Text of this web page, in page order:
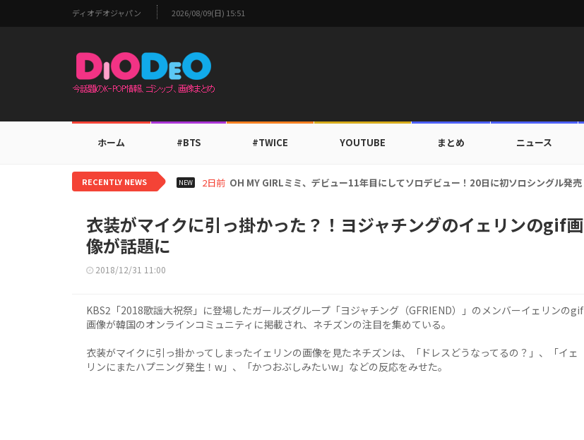
ディオデオジャパン 2026/08/09(日) 15:51
ホーム #BTS #TWICE YOUTUBE まとめ ニュース
RECENTLY NEWS NEW 2日前 BTS V、ワールドカップ出入証を公開…証明写真でも完璧なビジュアル！
衣装がマイクに引っ掛かった？！ヨジャチングのイェリンのgif画
像が話題に
2018/12/31 11:00
KBS2「2018歌謡大祝祭」に登場したガールズグループ「ヨジャチング（GFRIEND）」のメンバーイェリンのgif
画像が韓国のオンラインコミュニティに掲載され、ネチズンの注目を集めている。
衣装がマイクに引っ掛かってしまったイェリンの画像を見たネチズンは、「ドレスどうなってるの？」、「イェ
リンにまたハプニング発生！w」、「かつおぶしみたいw」などの反応をみせた。